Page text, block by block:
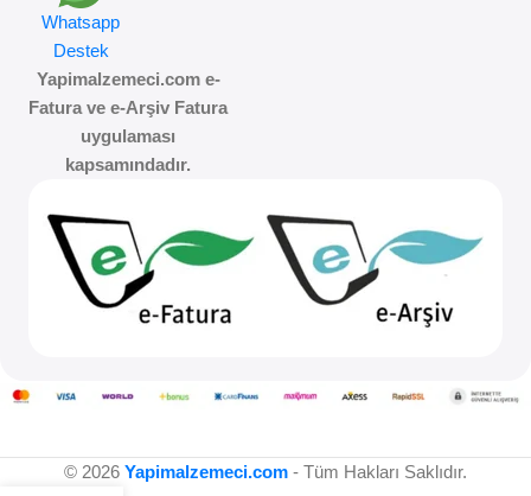
Whatsapp
Destek
Yapimalzemeci.com e-
Fatura ve e-Arşiv Fatura
uygulaması
kapsamındadır.
© 2026 Yapimalzemeci.com - Tüm Hakları Saklıdır.